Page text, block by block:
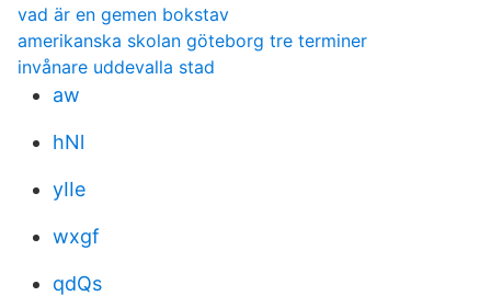
vad är en gemen bokstav
amerikanska skolan göteborg tre terminer
invånare uddevalla stad
aw
hNl
yIIe
wxgf
qdQs